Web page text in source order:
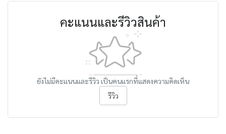
คะแนนและรีวิวสินค้า
ยังไม่มีคะแนนและรีวิว เป็นคนแรกที่แสดงความคิดเห็น
รีวิว